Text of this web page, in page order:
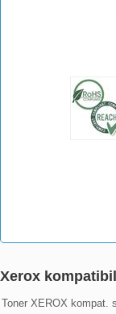
Xerox
Toner XEROX kompat.